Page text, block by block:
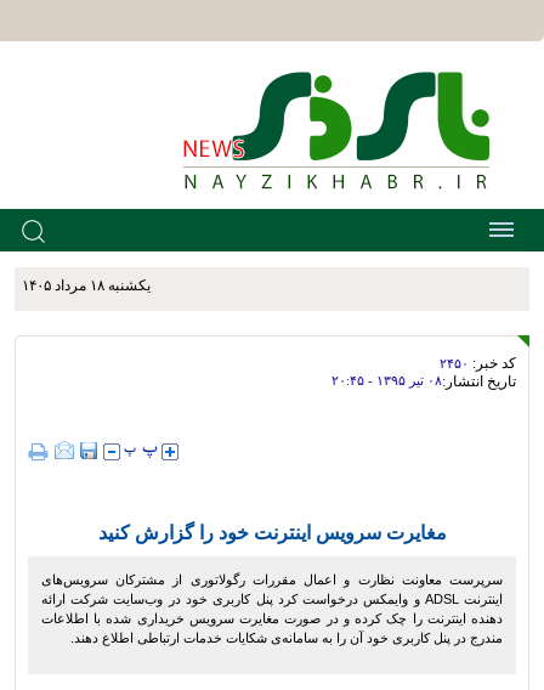
يکشنبه ۱۸ مرداد ۱۴۰۵
کد خبر: ۲۴۵۰
تاریخ انتشار:۰۸ تير ۱۳۹۵ - ۲۰:۴۵
مغایرت سرویس اینترنت خود را گزارش کنید
سرپرست معاونت نظارت و اعمال مقررات رگولاتوری از مشترکان سرویس‌های
اینترنت ADSL و وایمکس درخواست کرد پنل کاربری خود در وب‌سایت شرکت ارائه
دهنده اینترنت را چک کرده و در صورت مغایرت سرویس خریداری شده با اطلاعات
مندرج در پنل کاربری خود آن را به سامانه‌ی شکایات خدمات ارتباطی اطلاع دهند.